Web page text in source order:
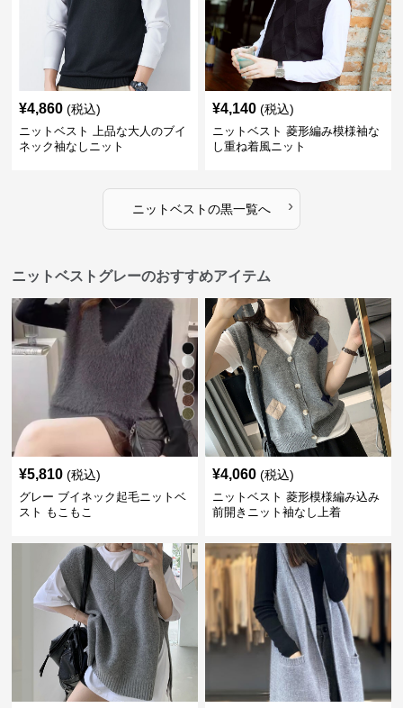
¥4,860 (税込)
ニットベスト 上品な大人のブイ
ネック袖なしニット
¥4,140 (税込)
ニットベスト 菱形編み模様袖な
し重ね着風ニット
ニットベストの黒一覧へ ›
ニットベストグレーのおすすめアイテム
¥5,810 (税込)
グレー ブイネック起毛ニットベ
スト もこもこ
¥4,060 (税込)
ニットベスト 菱形模様編み込み
前開きニット袖なし上着